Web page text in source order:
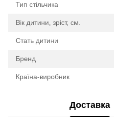
Тип стільчика
Вік дитини, зріст, см.
Стать дитини
Бренд
Країна-виробник
Доставка